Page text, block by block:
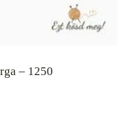
– 1250